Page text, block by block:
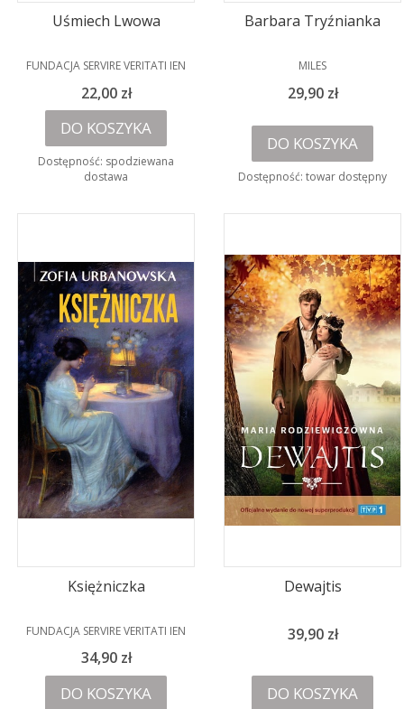
Uśmiech Lwowa
PRODUCENT
FUNDACJA SERVIRE VERITATI IEN
Cena
22,00 zł
DO KOSZYKA
Dostępność: spodziewana
dostawa
Barbara Tryźnianka
PRODUCENT
MILES
Cena
29,90 zł
DO KOSZYKA
Dostępność: towar dostępny
Księżniczka
PRODUCENT
FUNDACJA SERVIRE VERITATI IEN
Cena
34,90 zł
DO KOSZYKA
Dewajtis
Cena
39,90 zł
DO KOSZYKA